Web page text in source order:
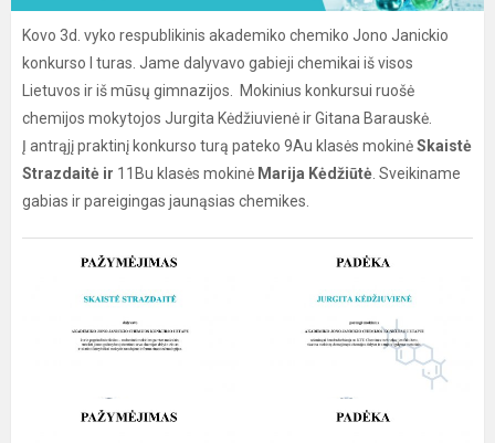
Kovo 3d. vyko respublikinis akademiko chemiko Jono Janickio
konkurso I turas. Jame dalyvavo gabieji chemikai iš visos
Lietuvos ir iš mūsų gimnazijos. Mokinius konkursui ruošė
chemijos mokytojos Jurgita Kėdžiuvienė ir Gitana Barauskė.
Į antrąjį praktinį konkurso turą pateko 9Au klasės mokinėSkaistė
Strazdaitė ir 11Bu klasės mokinė Marija Kėdžiūtė . Sveikiname
gabias ir pareigingas jaunąsias chemikes.